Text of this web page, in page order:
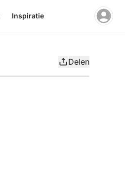
Inspiratie
Delen